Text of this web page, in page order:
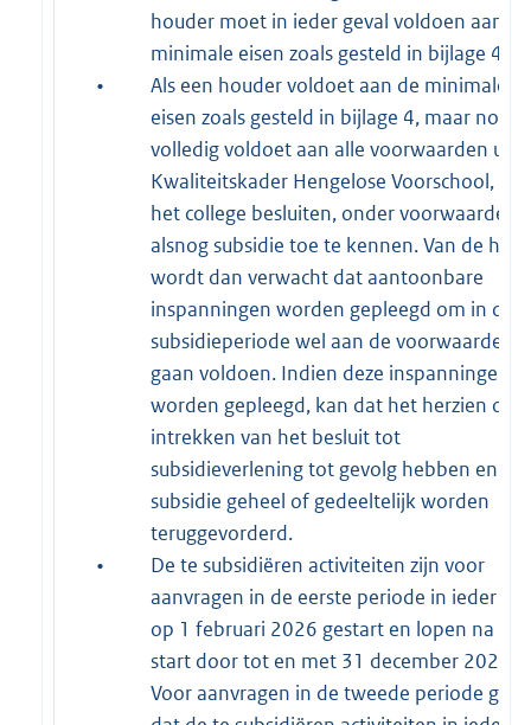
houder moet in ieder geval voldoen aan de
minimale eisen zoals gesteld in bijlage 4.
•
Als een houder voldoet aan de minimale
eisen zoals gesteld in bijlage 4, maar nog
volledig voldoet aan alle voorwaarden uit
Kwaliteitskader Hengelose Voorschool, kan
het college besluiten, onder voorwaarden,
alsnog subsidie toe te kennen. Van de
wordt dan verwacht dat aantoonbare
inspanningen worden gepleegd om in de
subsidieperiode wel aan de voorwaarden
gaan voldoen. Indien deze inspanningen
worden gepleegd, kan dat het herzien of
intrekken van het besluit tot
subsidieverlening tot gevolg hebben en de
subsidie geheel of gedeeltelijk worden
teruggevorderd.
•
De te subsidiëren activiteiten zijn voor
aanvragen in de eerste periode in ieder
op 1 februari 2026 gestart en lopen na de
start door tot en met 31 december 2026.
Voor aanvragen in de tweede periode